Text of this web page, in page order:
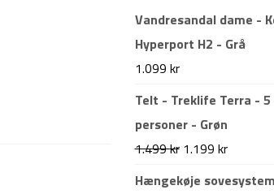
Vandresandal dame -
Hyperport H2 - Grå
1.099 kr
Telt - Treklife Terra - 5
personer - Grøn
1.499kr Den
oprindelige
1.199 krDen
aktuelle
Hængekøje